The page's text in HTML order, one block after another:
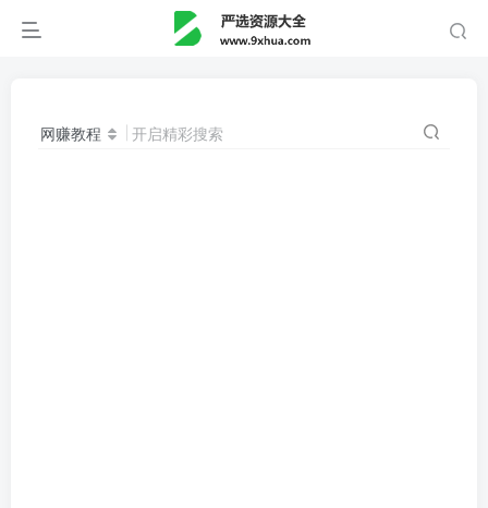
网赚教程 开启精彩搜索